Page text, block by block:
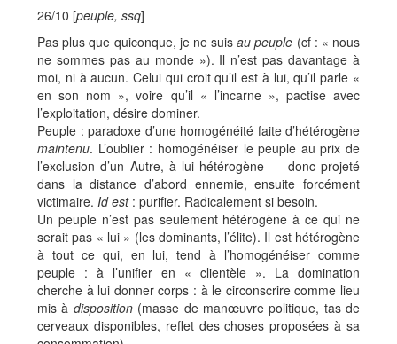
26/10 [peuple, ssq]
Pas plus que quiconque, je ne suisau peuple (cf : « nous
ne sommes pas au monde »). Il n’est pas davantage à
moi, ni à aucun. Celui qui croit qu’il est à lui, qu’il parle «
en son nom », voire qu’il « l’incarne », pactise avec
l’exploitation, désire dominer.
Peuple : paradoxe d’une homogénéité faite d’hétérogène
maintenu. L’oublier : homogénéiser le peuple au prix de
l’exclusion d’un Autre, à lui hétérogène — donc projeté
dans la distance d’abord ennemie, ensuite forcément
victimaire. Id est : purifier. Radicalement si besoin.
Un peuple n’est pas seulement hétérogène à ce qui ne
serait pas « lui » (les dominants, l’élite). Il est hétérogène
à tout ce qui, en lui, tend à l’homogénéiser comme
peuple : à l’unifier en « clientèle ». La domination
cherche à lui donner corps : à le circonscrire comme lieu
mis à disposition(masse de manœuvre politique, tas de
cerveaux disponibles, reflet des choses proposées à sa